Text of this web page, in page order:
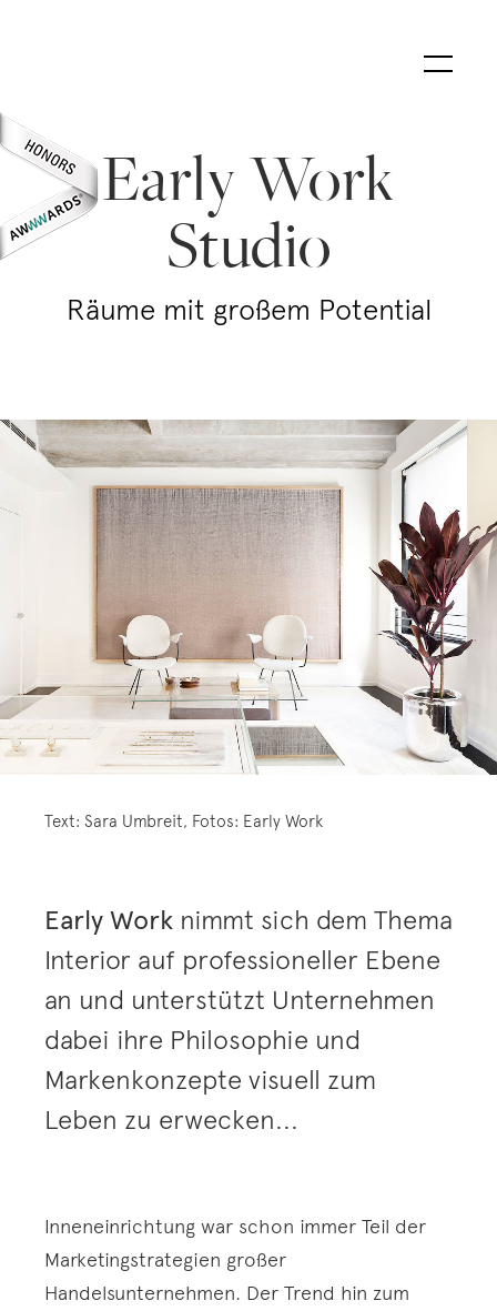
Early Work
Studio
Räume mit großem Potential
Text: Sara Umbreit, Fotos: Early Work
Early Work nimmt sich dem Thema
Interior auf professioneller Ebene
an und unterstützt Unternehmen
dabei ihre Philosophie und
Markenkonzepte visuell zum
Leben zu erwecken...
Inneneinrichtung war schon immer Teil der
Marketingstrategien großer
Handelsunternehmen. Der Trend hin zum